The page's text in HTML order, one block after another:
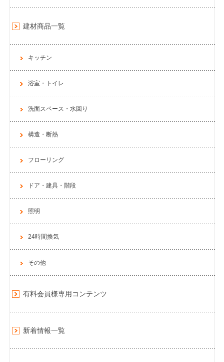
建材商品一覧
キッチン
浴室・トイレ
洗面スペース・水回り
構造・断熱
フローリング
ドア・建具・階段
照明
24時間換気
その他
有料会員様専用コンテンツ
新着情報一覧